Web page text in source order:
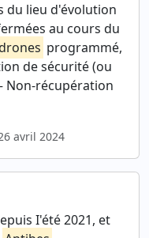
du lieu d'évolution
au cours du
programmé,
de sécurité (ou
récupération
avril 2024
I'été 2021, et